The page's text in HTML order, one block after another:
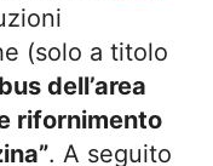
(solo a titolo
dell’area
rifornimento
. A seguito